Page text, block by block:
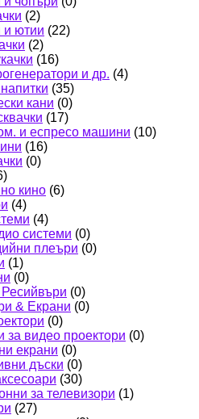
(2)
и ютии (22)
(2)
(16)
и др. (4)
(35)
кани (0)
(17)
и еспресо машини (10)
(16)
(0)
кино (6)
(4)
(4)
системи (0)
плеъри (0)
(1)
(0)
(0)
& Екрани (0)
(0)
за видео проектори (0)
екрани (0)
дъски (0)
(30)
за телевизори (1)
(27)